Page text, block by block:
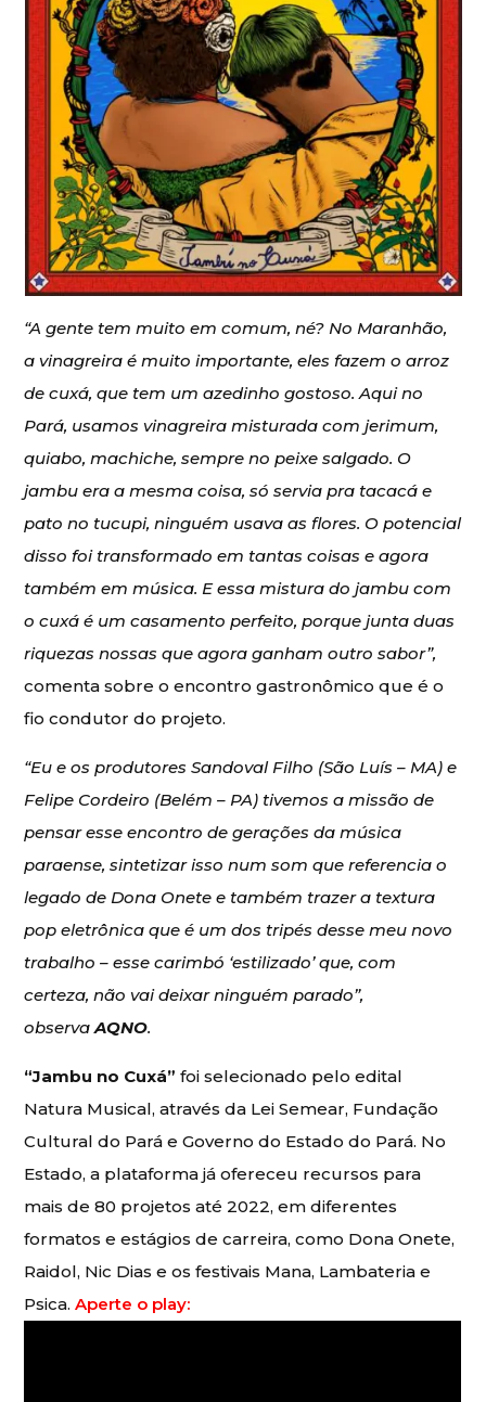
“A gente tem muito em comum, né? No Maranhão,
a vinagreira é muito importante, eles fazem o arroz
de cuxá, que tem um azedinho gostoso. Aqui no
Pará, usamos vinagreira misturada com jerimum,
quiabo, machiche, sempre no peixe salgado. O
jambu era a mesma coisa, só servia pra tacacá e
pato no tucupi, ninguém usava as flores. O potencial
disso foi transformado em tantas coisas e agora
também em música. E essa mistura do jambu com
o cuxá é um casamento perfeito, porque junta duas
riquezas nossas que agora ganham outro sabor”,
comenta sobre o encontro gastronômico que é o
fio condutor do projeto.
“Eu e os produtores Sandoval Filho (São Luís – MA) e
Felipe Cordeiro (Belém – PA) tivemos a missão de
pensar esse encontro de gerações da música
paraense, sintetizar isso num som que referencia o
legado de Dona Onete e também trazer a textura
pop eletrônica que é um dos tripés desse meu novo
trabalho – esse carimbó ‘estilizado’ que, com
certeza, não vai deixar ninguém parado”,
observaAQNO.
“Jambu no Cuxá”foi selecionado pelo edital
Natura Musical, através da Lei Semear, Fundação
Cultural do Pará e Governo do Estado do Pará. No
Estado, a plataforma já ofereceu recursos para
mais de 80 projetos até 2022, em diferentes
formatos e estágios de carreira, como Dona Onete,
Raidol, Nic Dias e os festivais Mana, Lambateria e
Psica.Aperte o play: